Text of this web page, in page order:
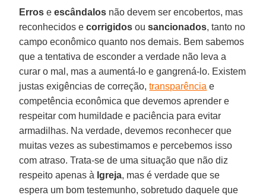
Erros eescândalos não devem ser encobertos, mas
reconhecidos ecorrigidos ousancionados, tanto no
campo econômico quanto nos demais. Bem sabemos
que a tentativa de esconder a verdade não leva a
curar o mal, mas a aumentá-lo e gangrená-lo. Existem
justas exigências de correção,transparência e
competência econômica que devemos aprender e
respeitar com humildade e paciência para evitar
armadilhas. Na verdade, devemos reconhecer que
muitas vezes as subestimamos e percebemos isso
com atraso. Trata-se de uma situação que não diz
respeito apenas à Igreja, mas é verdade que se
espera um bom testemunho, sobretudo daquele que